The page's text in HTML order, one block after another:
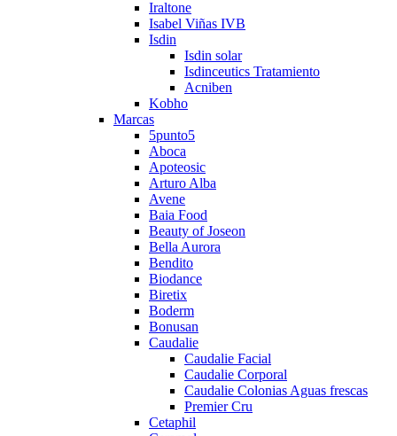
Iraltone
Isabel Viñas IVB
Isdin
Isdin solar
Isdinceutics Tratamiento
Acniben
Kobho
Marcas
5punto5
Aboca
Apoteosic
Arturo Alba
Avene
Baia Food
Beauty of Joseon
Bella Aurora
Bendito
Biodance
Biretix
Boderm
Bonusan
Caudalie
Caudalie Facial
Caudalie Corporal
Caudalie Colonias Aguas frescas
Premier Cru
Cetaphil